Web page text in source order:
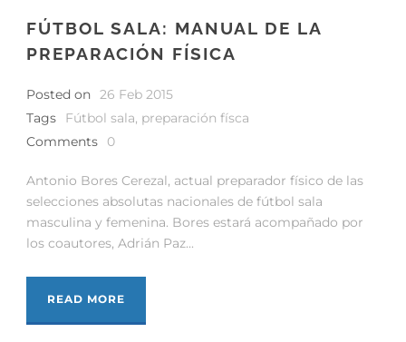
FÚTBOL SALA: MANUAL DE LA
PREPARACIÓN FÍSICA
Posted on 26 Feb 2015
Tags
Fútbol sala, preparación físca
Comments
0
Antonio Bores Cerezal, actual preparador físico de las
selecciones absolutas nacionales de fútbol sala
masculina y femenina. Bores estará acompañado por
los coautores, Adrián Paz...
READ MORE